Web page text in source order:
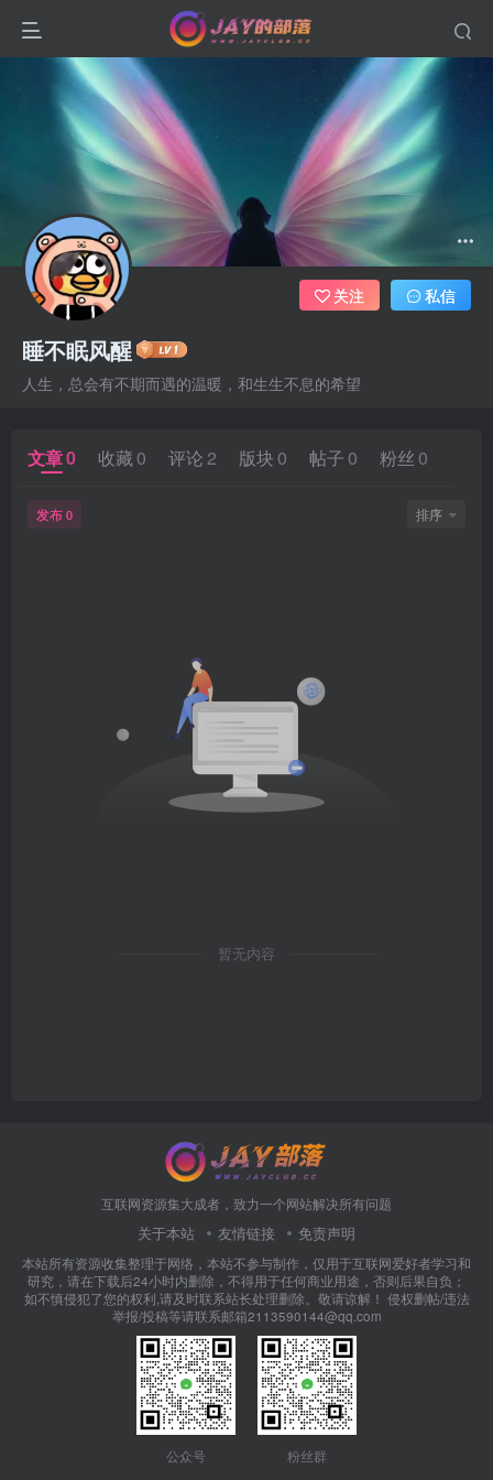
睡不眠风醒
人生，总会有不期而遇的温暖，和生生不息的希望
关注 私信
文章0 收藏 0 评论 2 版块 0 帖子 0 粉丝 0
发布 0 排序
暂无内容
互联网资源集大成者，致力一个网站解决所有问题
关于本站 友情链接 免责声明
本站所有资源收集整理于网络，本站不参与制作，仅用于互联网爱好者学习和
研究，请在下载后24小时内删除，不得用于任何商业用途，否则后果自负；
如不慎侵犯了您的权利,请及时联系站长处理删除。敬请谅解！ 侵权删帖/违法
举报/投稿等请联系邮箱2113590144@qq.com
公众号 粉丝群